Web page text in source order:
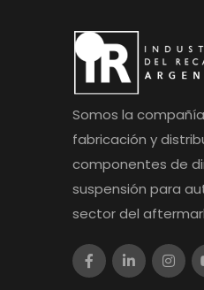
Somos la
fabricación y
componentes de
suspensión para
sector del